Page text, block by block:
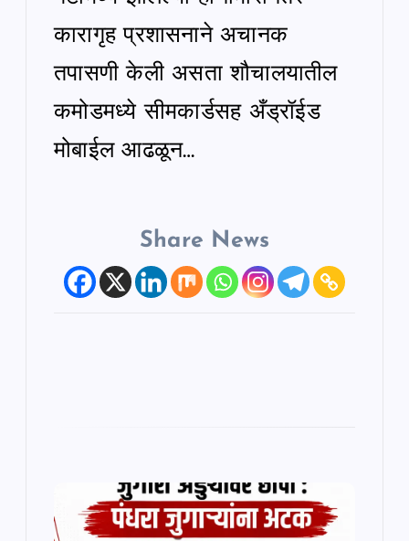
कारागृह प्रशासनाने अचानक
तपासणी केली असता शौचालयातील
कमोडमध्ये सीमकार्डसह अँड्रॉईड
मोबाईल आढळून…
Share News